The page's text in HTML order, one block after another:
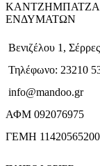
ΕΝΔΥΜΑΤΩΝ
Βενιζέλου 1,
Τηλέφωνο: 23210
info@mandoo.gr
ΑΦΜ 092076975
ΓΕΜΗ